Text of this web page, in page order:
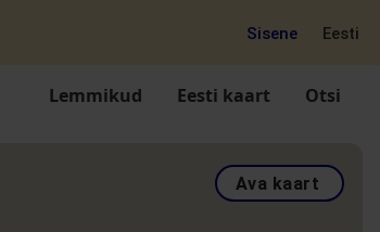
Sisene Eesti
Lemmikud Eesti kaart Otsi
Ava kaart